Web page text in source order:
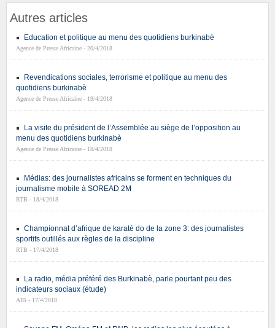
Autres articles
Education et politique au menu des quotidiens burkinabè
Agence de Presse Africaine - 20/4/2018
Revendications sociales, terrorisme et politique au menu des
quotidiens burkinabè
Agence de Presse Africaine - 19/4/2018
La visite du président de l’Assemblée au siège de l’opposition au
menu des quotidiens burkinabè
Agence de Presse Africaine - 18/4/2018
Médias: des journalistes africains se forment en techniques du
journalisme mobile à SOREAD 2M
RTB - 18/4/2018
Championnat d’afrique de karaté do de la zone 3: des journalistes
sportifs outillés aux règles de la discipline
RTB - 17/4/2018
La radio, média préféré des Burkinabè, parle pourtant peu des
indicateurs sociaux (étude)
AIB - 17/4/2018